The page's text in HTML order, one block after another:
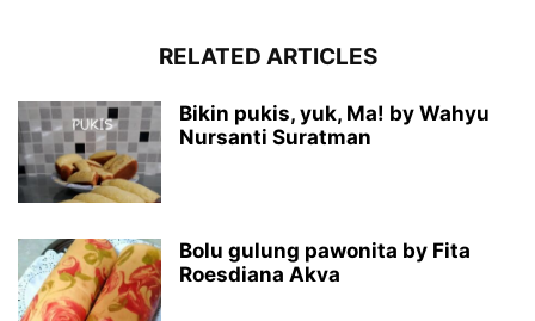
RELATED ARTICLES
Bikin pukis, yuk, Ma! by Wahyu
Nursanti Suratman
Bolu gulung pawonita by Fita
Roesdiana Akva